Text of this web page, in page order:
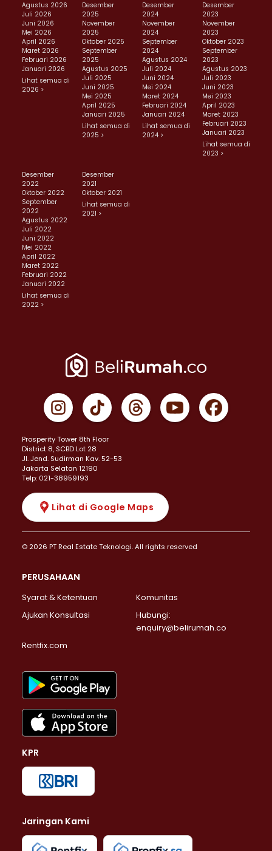
Agustus 2026
Juli 2026
Juni 2026
Mei 2026
April 2026
Maret 2026
Februari 2026
Januari 2026
Lihat semua di
2026 >
Desember
2025
November
2025
Oktober 2025
September
2025
Agustus 2025
Juli 2025
Juni 2025
Mei 2025
April 2025
Januari 2025
Lihat semua di
2025 >
Desember
2024
November
2024
September
2024
Agustus 2024
Juli 2024
Juni 2024
Mei 2024
Maret 2024
Februari 2024
Januari 2024
Lihat semua di
2024 >
Desember
2023
November
2023
Oktober 2023
September
2023
Agustus 2023
Juli 2023
Juni 2023
Mei 2023
April 2023
Maret 2023
Februari 2023
Januari 2023
Lihat semua di
2023 >
Desember
2022
Oktober 2022
September
2022
Agustus 2022
Juli 2022
Juni 2022
Mei 2022
April 2022
Maret 2022
Februari 2022
Januari 2022
Lihat semua di
2022 >
Desember
2021
Oktober 2021
Lihat semua di
2021 >
Prosperity Tower 8th Floor
District 8, SCBD Lot 28
JI. Jend. Sudirman Kav. 52-53
Jakarta Selatan 12190
Telp: 021-38959193
Lihat di Google Maps
© 2026 PT Real Estate Teknologi. All rights reserved
PERUSAHAAN
Syarat & Ketentuan
Komunitas
Ajukan Konsultasi
Hubungi:
enquiry@belirumah.co
Rentfix.com
KPR
Jaringan Kami